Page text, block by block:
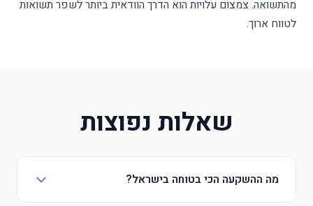
מהתשואה. צמצום עלויות הוא הדרך הוודאית ביותר לשפר תשואות
לטווח ארוך.
שאלות נפוצות
מה ההשקעה הכי בטוחה בישראל?